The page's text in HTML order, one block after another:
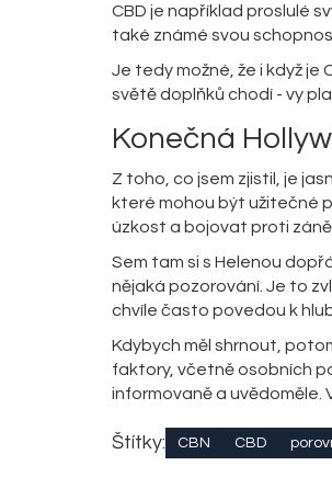
CBD je například proslulé
také známé svou
Je tedy možné, že i když je
světě doplňků chodí - vy
Konečná
Z toho, co jsem zjistil, je
které mohou být užitečné
úzkost a bojovat proti
Sem tam si s Helenou
nějaká pozorování. Je to
chvíle často povedou k
Kdybych měl shrnout,
faktory, včetně osobních
informovaně a uvědoměle.
Štítky: CBN CBD